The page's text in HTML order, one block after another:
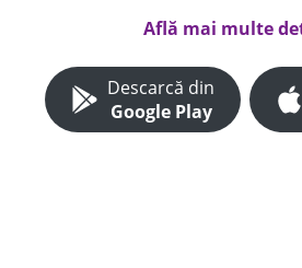
Află mai multe
Descarcă din
Google Play